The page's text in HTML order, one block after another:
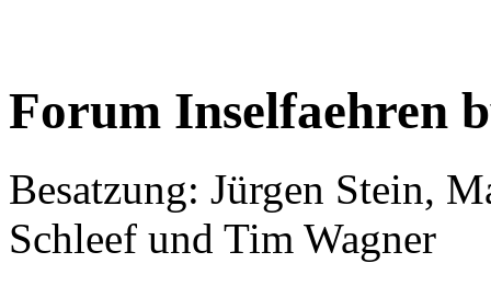
Forum Inselfaehren
Besatzung: Jürgen Stein,
Schleef und Tim Wagner